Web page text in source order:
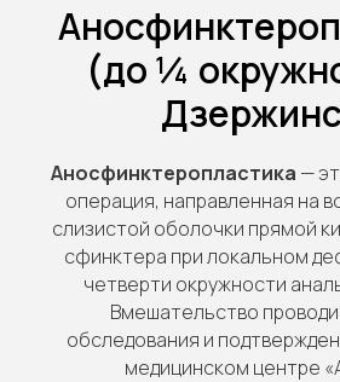
(до ¼
Аносфинктеропластика —
операция, направленная на
слизистой оболочки прямой
сфинктера при локальном
четверти окружности
Вмешательство
обследования и
медицинском центре